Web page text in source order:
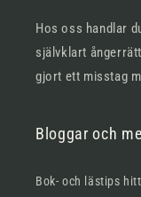
Hos oss handlar
självklart
gjort ett misstag
Bloggar och
Bok- och lästips